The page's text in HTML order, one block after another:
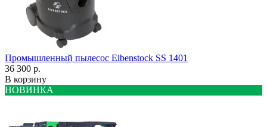
Промышленный пылесос Eibenstock SS 1401
36 300 р.
В корзину
НОВИНКА